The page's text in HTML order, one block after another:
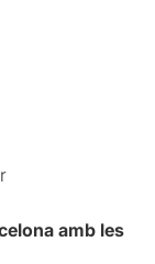
amb les